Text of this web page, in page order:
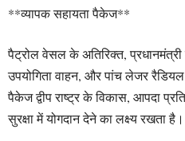
**व्यापक सहायता पैकेज**
पैट्रोल वेसल के अतिरिक्त,
उपयोगिता वाहन, और पांच लेजर
पैकेज द्वीप राष्ट्र के विकास, आपदा
सुरक्षा में योगदान देने का लक्ष्य रखता है।